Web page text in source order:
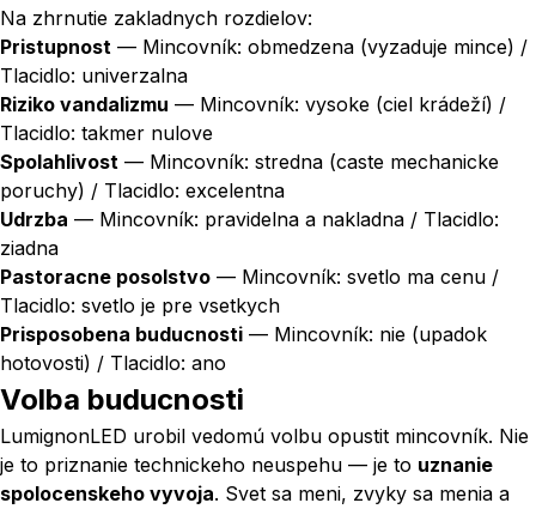
Na zhrnutie zakladnych rozdielov:
Pristupnost — Mincovník: obmedzena (vyzaduje mince) /
Tlacidlo: univerzalna
Riziko vandalizmu — Mincovník: vysoke (ciel krádeží) /
Tlacidlo: takmer nulove
Spolahlivost — Mincovník: stredna (caste mechanicke
poruchy) / Tlacidlo: excelentna
Udrzba — Mincovník: pravidelna a nakladna / Tlacidlo:
ziadna
Pastoracne posolstvo — Mincovník: svetlo ma cenu /
Tlacidlo: svetlo je pre vsetkych
Prisposobena buducnosti — Mincovník: nie (upadok
hotovosti) / Tlacidlo: ano
Volba buducnosti
LumignonLED urobil vedomú volbu opustit mincovník. Nie
je to priznanie technickeho neuspehu — je to uznanie
spolocenskeho vyvoja. Svet sa meni, zvyky sa menia a